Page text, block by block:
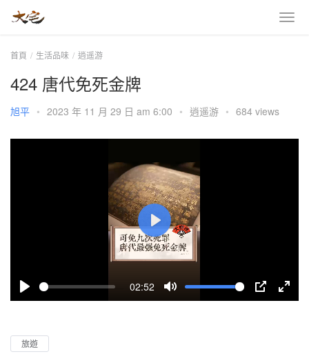
首頁 生活品味 逍遥游
424 唐代免死金牌
旭平 • 2023 年 11 月 29 日 am 6:00 • 逍遥游 • 684 views
P
a
02:52
M
P
E
P
l
旅遊